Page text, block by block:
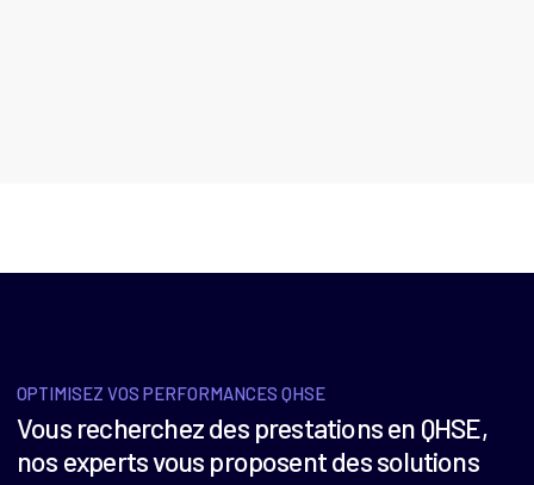
OPTIMISEZ VOS PERFORMANCES QHSE
Vous recherchez des prestations en QHSE,
nos experts vous proposent des solutions